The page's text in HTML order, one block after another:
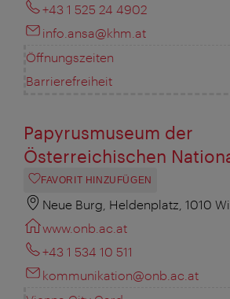
+43 1 525 24 4902
info.ansa@khm.at
Öffnungszeiten
Barrierefreiheit
Papyrusmuseum der
Österreichischen
FAVORIT HINZUFÜGEN
Neue Burg, Heldenplatz, 1010
www.onb.ac.at
+43 1 534 10 511
kommunikation@onb.ac.at